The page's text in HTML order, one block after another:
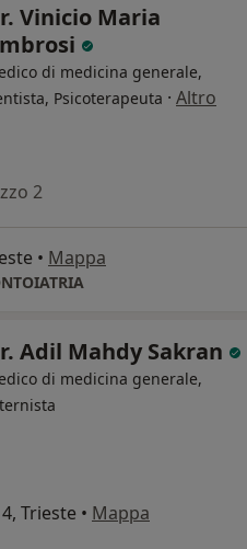
Vinicio Maria
di medicina generale,
Psicoterapeuta · Altro
2
• Mappa
Adil Mahdy Sakran
di medicina generale,
Trieste • Mappa